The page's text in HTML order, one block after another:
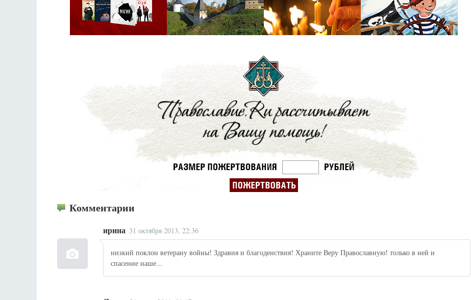
Комментарии
ирина 31 октября 2013, 22:36
низкий поклон ветерану войны! Здравия и благоденствия! Храните Веру Православную! только в ней и
спасение наше...